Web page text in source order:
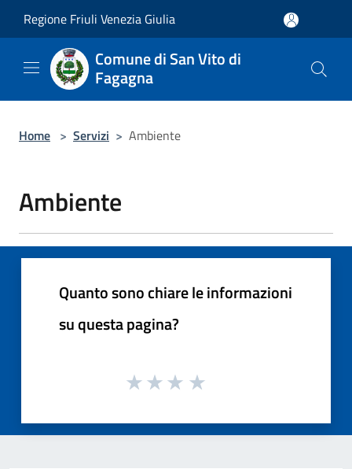
Regione Friuli Venezia Giulia
Comune di San Vito di
Fagagna
Home > Servizi > Ambiente
Ambiente
Quanto sono chiare le informazioni
su questa pagina?